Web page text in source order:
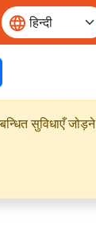
सुविधाएँ जोड़ने